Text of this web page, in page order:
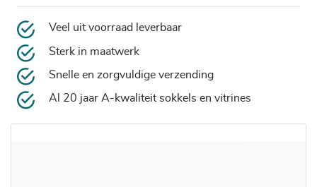
Veel uit voorraad leverbaar
Sterk in maatwerk
Snelle en zorgvuldige verzending
Al 20 jaar A-kwaliteit sokkels en vitrines